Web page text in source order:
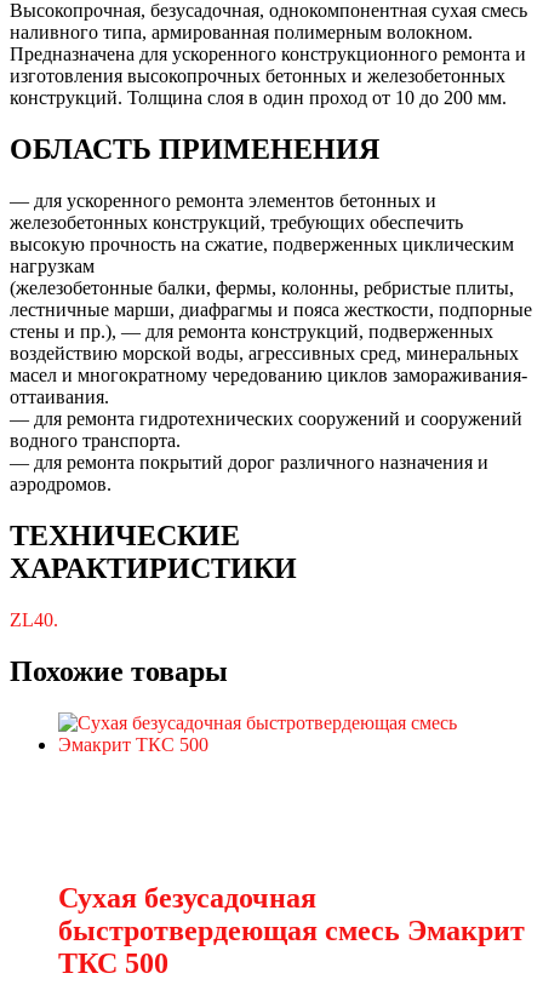
Высокопрочная, безусадочная, однокомпонентная сухая смесь
наливного типа, армированная полимерным волокном.
Предназначена для ускоренного конструкционного ремонта и
изготовления высокопрочных бетонных и железобетонных
конструкций. Толщина слоя в один проход от 10 до 200 мм.
ОБЛАСТЬ ПРИМЕНЕНИЯ
— для ускоренного ремонта элементов бетонных и
железобетонных конструкций, требующих обеспечить
высокую прочность на сжатие, подверженных циклическим
нагрузкам
(железобетонные балки, фермы, колонны, ребристые плиты,
лестничные марши, диафрагмы и пояса жесткости, подпорные
стены и пр.), — для ремонта конструкций, подверженных
воздействию морской воды, агрессивных сред, минеральных
масел и многократному чередованию циклов замораживания-
оттаивания.
— для ремонта гидротехнических сооружений и сооружений
водного транспорта.
— для ремонта покрытий дорог различного назначения и
аэродромов.
ТЕХНИЧЕСКИЕ
ХАРАКТИРИСТИКИ
ZL40.
Похожие товары
Сухая безусадочная
быстротвердеющая смесь Эмакрит
ТКС 500